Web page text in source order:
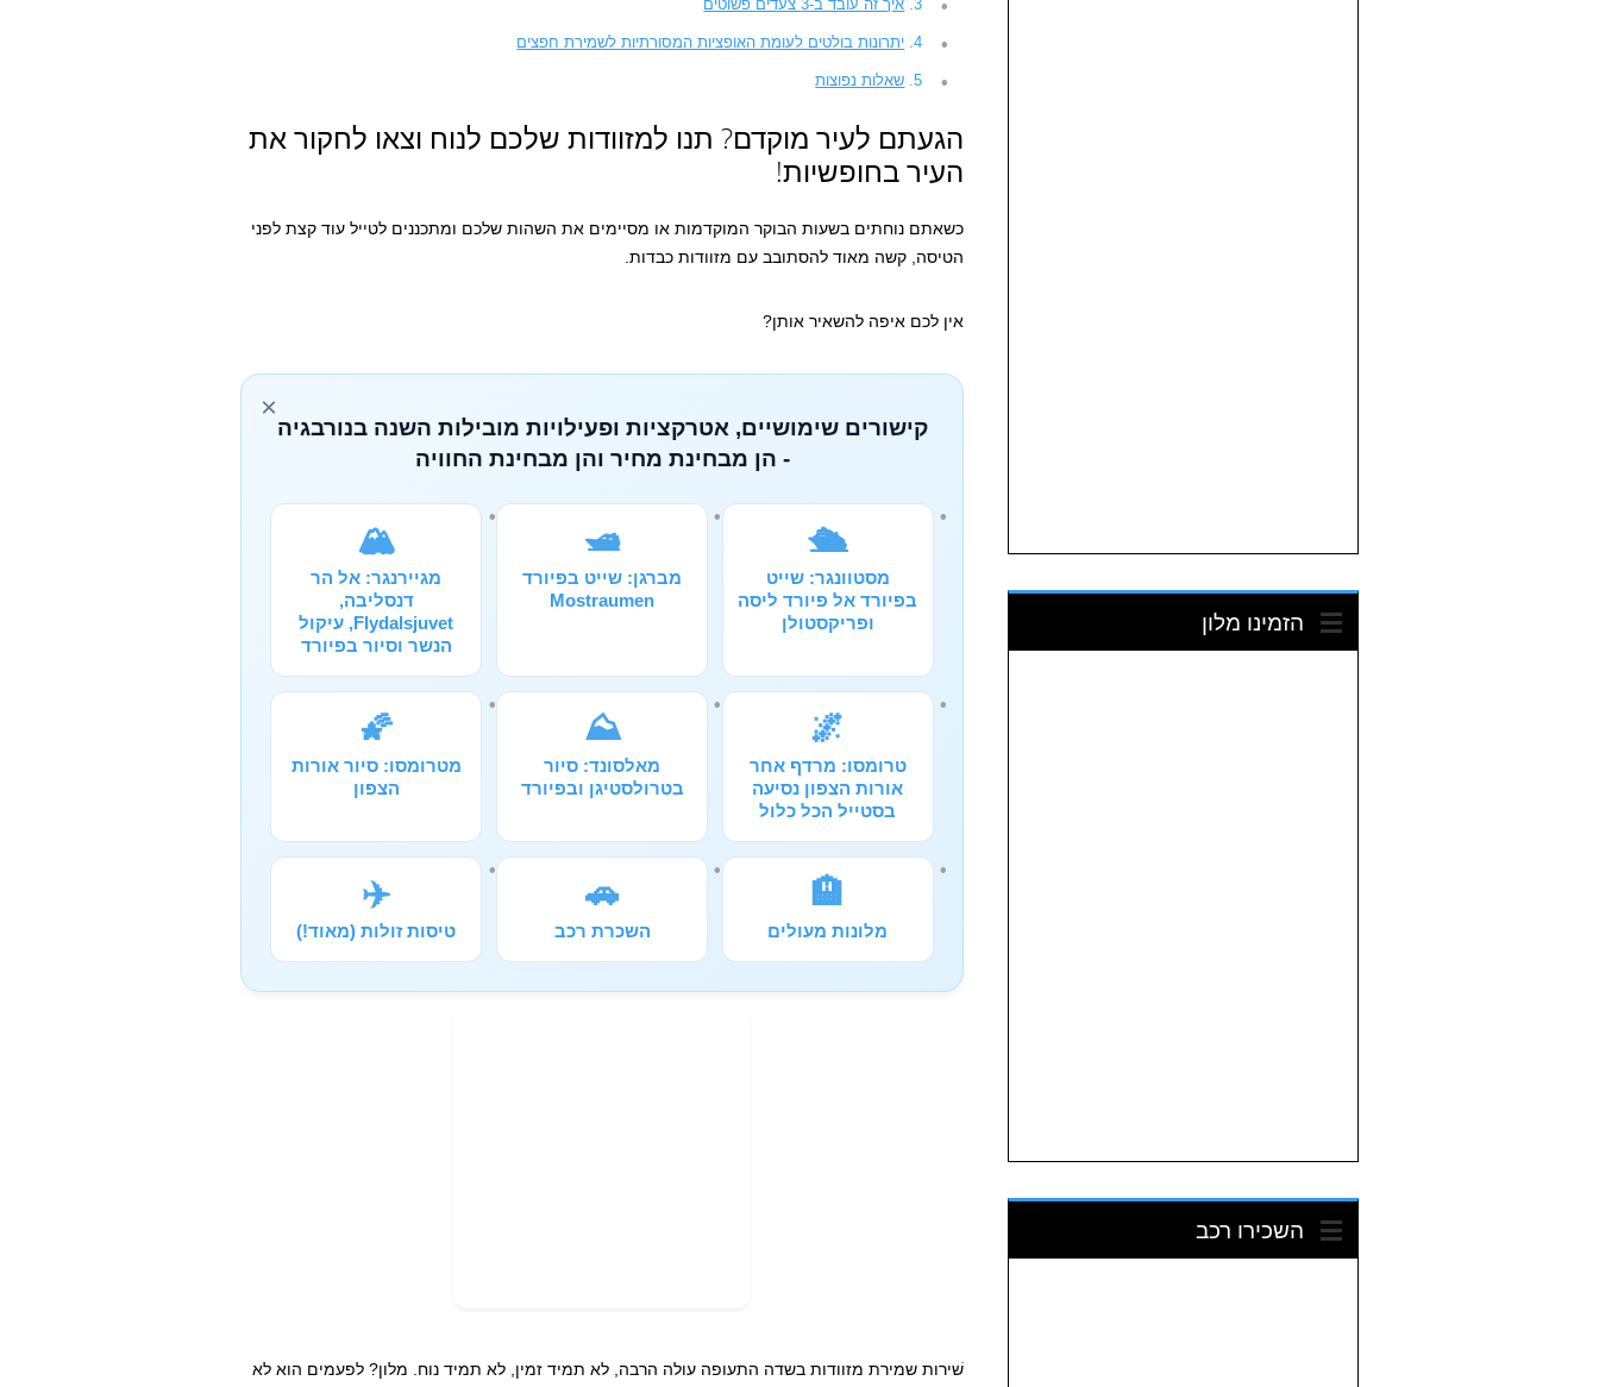
איך זה עובד ב-3 צעדים פשוטים
יתרונות בולטים לעומת האופציות המסורתיות לשמירת חפצים
שאלות נפוצות
הגעתם לעיר מוקדם? תנו למזוודות שלכם לנוח וצאו לחקור את
העיר בחופשיות!
כשאתם נוחתים בשעות הבוקר המוקדמות או מסיימים את השהות שלכם ומתכננים לטייל עוד קצת לפני
הטיסה, קשה מאוד להסתובב עם מזוודות כבדות.
אין לכם איפה להשאיר אותן?
×
קישורים שימושיים, אטרקציות ופעילויות מובילות השנה בנורבגיה
- הן מבחינת מחיר והן מבחינת החוויה
🛳️
מסטוונגר: שייט
בפיורד אל פיורד ליסה
ופריקסטולן
🛥️
מברגן: שייט בפיורד
Mostraumen
🏔️
מגיירנגר: אל הר
דנסליבה,
Flydalsjuvet, עיקול
הנשר וסיור בפיורד
🌌
טרומסו: מרדף אחר
אורות הצפון נסיעה
בסטייל הכל כלול
⛰️
מאלסונד: סיור
בטרולסטיגן ובפיורד
🌠
מטרומסו: סיור אורות
הצפון
🏨
מלונות מעולים
🚗
השכרת רכב
✈️
טיסות זולות (מאוד!)
שׁירות שמירת מזוודות בשדה התעופה עולה הרבה, לא תמיד זמין, לא תמיד נוח. מלון? לפעמים הוא לא
הזמינו מלון
השכירו רכב